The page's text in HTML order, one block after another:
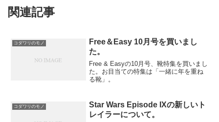
関連記事
コダワリのモノ
Free＆Easy 10月号を買いまし
た。
Free & Easyの10月号、靴特集を買いまし
た。お目当ての特集は「一緒に年を重ね
る靴」。
コダワリのモノ
Star Wars Episode IXの新しいト
レイラーについて。